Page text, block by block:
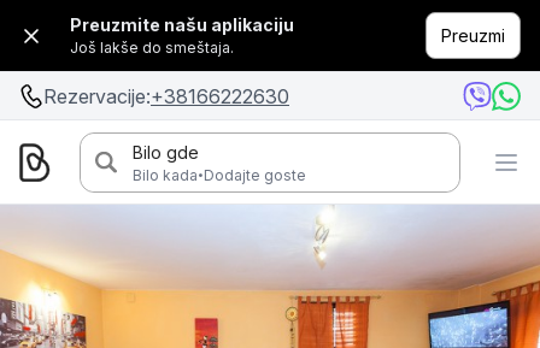
Preuzmite našu aplikaciju
Još lakše do smeštaja.
Preuzmi
Rezervacije:+38166222630
Bilo gde
Bilo kada·Dodajte goste